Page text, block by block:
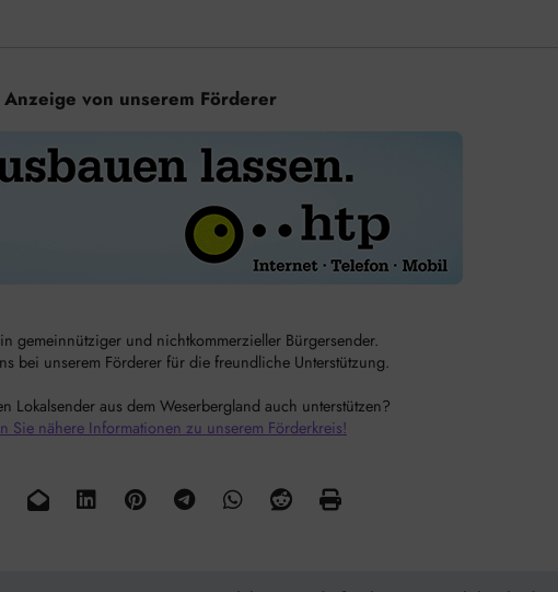
Anzeige von unserem Förderer
gemeinnütziger und nichtkommerzieller Bürgersender.
bei unserem Förderer für die freundliche Unterstützung.
Lokalsender aus dem Weserbergland auch unterstützen?
Sie nähere Informationen zu unserem Förderkreis!